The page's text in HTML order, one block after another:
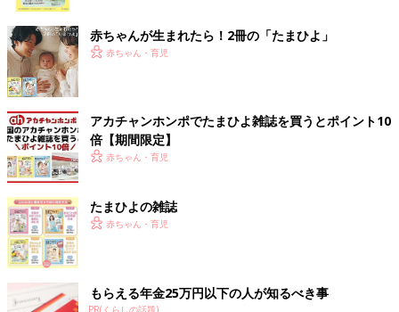
「危ない場所のヒントはひ・ま・わ・り」と清永先生。危ないことが起こりやすい
のはどんな場所なのか、親子で確認しておきましょう。
――小学校に入学すると子どもだけで通学するのが基本になりま
す。入学したばかりの時期は親が付き添ったり、学校によっては
どもだけで通学するように。また、4～5月は新しい習い事を始め
たり、学童クラブに通い始めたり、学校以外でも生活に変化があ
る子も。安全に通うため、親子ともにどんな心構えをするといい
でしょうか？
赤ちゃんが生まれたら！2冊の「たまひよ」
赤ちゃん・育児
アカチャンホンポでたまひよ雑誌を買うとポイント10
倍【期間限定】
赤ちゃん・育児
たまひよの雑誌
赤ちゃん・育児
もらえる年金25万円以下の人が知るべき事
PR(くらしの話題)